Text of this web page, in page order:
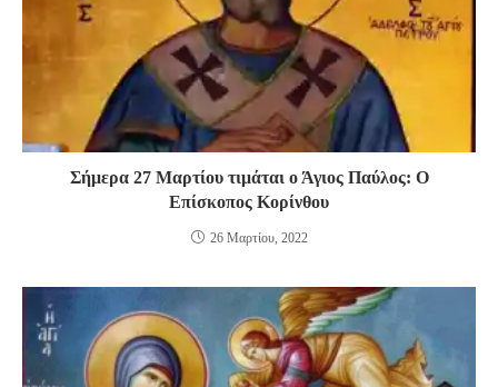
Σήμερα 27 Μαρτίου τιμάται ο Άγιος Παύλος: Ο
Επίσκοπος Κορίνθου
26 Μαρτίου, 2022